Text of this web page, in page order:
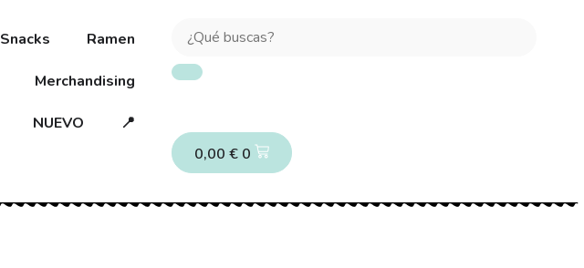
Snacks Ramen
Merchandising
NUEVO
📍
0,00 € 0